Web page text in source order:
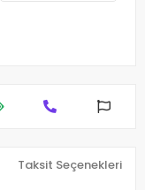
Taksit Seçenekleri